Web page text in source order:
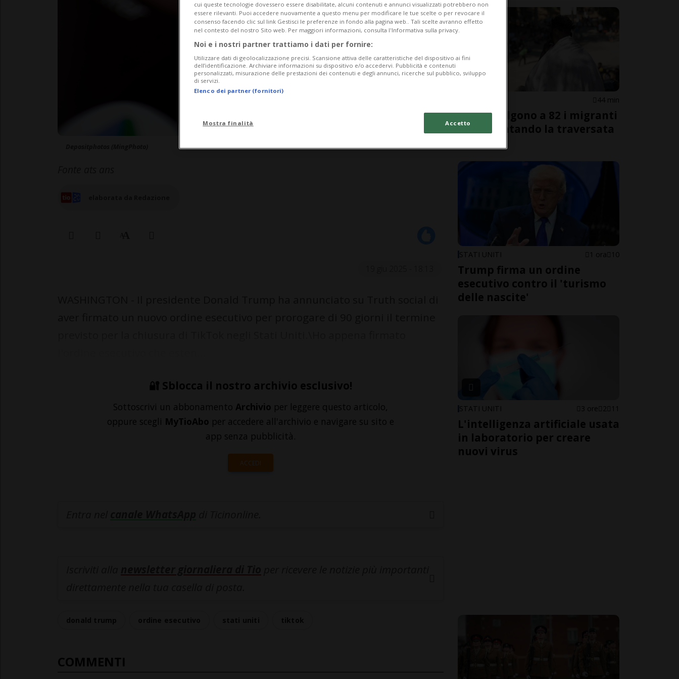
🔐 Sblocca il nostro archivio esclusivo!
Sottoscrivi un abbonamento Archivio per leggere questo articolo,
oppure scegli MyTioAbo per accedere all'archivio e navigare su sito e
app senza pubblicità.
ACCEDI
COMMENTI
44 min
Ceuta, salgono a 82 i migranti
morti tentando la traversata
STATI UNITI 1 ora 10
Trump firma un ordine
esecutivo contro il 'turismo
delle nascite'
STATI UNITI 3 ore 2 11
L'intelligenza artificiale usata
in laboratorio per creare
nuovi virus
cui queste tecnologie dovessero essere disabilitate, alcuni contenuti e annunci visualizzati potrebbero non
essere rilevanti. Puoi accedere nuovamente a questo menu per modificare le tue scelte o per revocare il
consenso facendo clic sul link Gestisci le preferenze in fondo alla pagina web.. Tali scelte avranno effetto
nel contesto del nostro Sito web. Per maggiori informazioni, consulta l'Informativa sulla privacy.
Noi e i nostri partner trattiamo i dati per fornire:
Utilizzare dati di geolocalizzazione precisi. Scansione attiva delle caratteristiche del dispositivo ai fini
dell’identificazione. Archiviare informazioni su dispositivo e/o accedervi. Pubblicità e contenuti
personalizzati, misurazione delle prestazioni dei contenuti e degli annunci, ricerche sul pubblico, sviluppo
di servizi.
Elenco dei partner (fornitori)
Mostra finalità Accetto